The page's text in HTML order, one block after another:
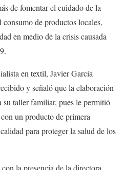
de fomentar el cuidado de la
de productos locales,
en medio de la crisis causada
en textil, Javier García
y señaló que la elaboración
su taller familiar, pues le permitió
un producto de primera
para proteger la salud de los
la presencia de la directora